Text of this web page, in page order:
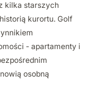
kilka starszych
kurortu. Golf
- apartamenty i
osobną